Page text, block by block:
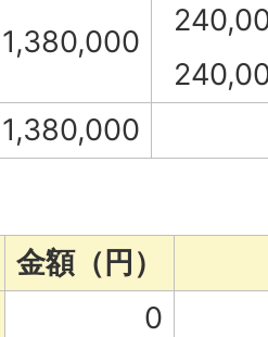
1,380,000
1,380,000
金額（円）
0